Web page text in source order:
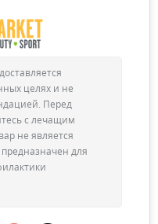
целях и не
Перед
с лечащим
не является
для